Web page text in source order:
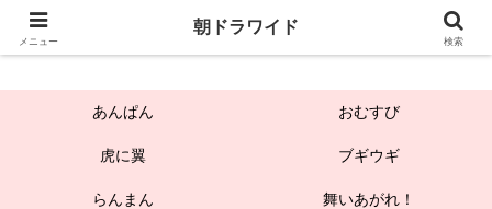
朝ドラワイド
あんぱん おむすび
虎に翼 ブギウギ
らんまん 舞いあがれ！
メニュー
朝ドラワイド
検索